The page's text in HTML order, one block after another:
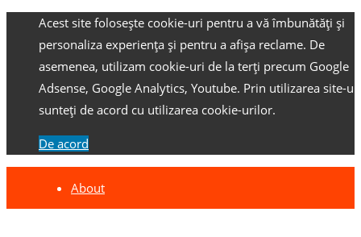
Acest site folosește cookie-uri pentru a vă îmbunătăți și
personaliza experiența și pentru a afișa reclame. De
asemenea, utilizam cookie-uri de la terți precum Google
Adsense, Google Analytics, Youtube. Prin utilizarea site-
sunteți de acord cu utilizarea cookie-urilor.
De acord
About